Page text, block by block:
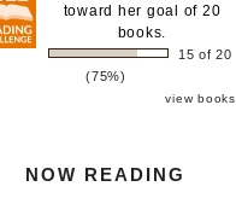
toward her goal of 20
books.
15 of 20
(75%)
view books
NOW READING